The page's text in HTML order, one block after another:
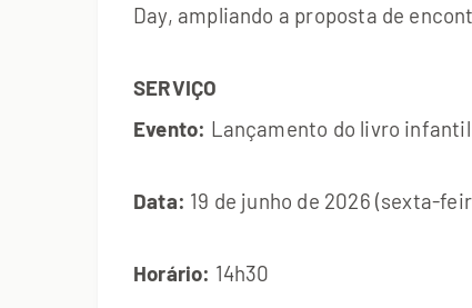
Day, ampliando a proposta de
SERVIÇO
Evento: Lançamento do livro infantil
Data: 19 de junho de 2026 (sexta-
Horário: 14h30